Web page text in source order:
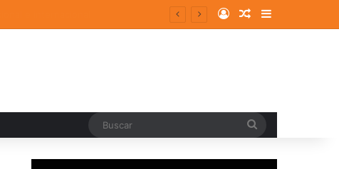
Log InRandom Article
Sidebar